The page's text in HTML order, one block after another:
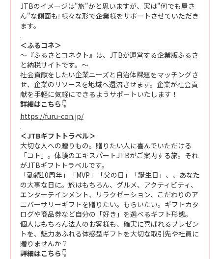
JTBのイメージは"旅"かと思いますが、実は"何でも屋さ
ん"な側面も❕ 様々な形で企業様をサポートさせていただき
ます。
.
＜ふるコネ＞
～『ふるさとコネクト』は、JTBが運営する企業版ふるさ
と納税サイトです。～
社会貢献をしたい企業ニーズと自治体課題をマッチングさ
せ、企業のリソースを地域へ還流させます。企業が社会貢
献を手軽に気軽にできるようサポートいたします！
詳細はこちら👇
https://furu-con.jp/
.
＜JTBギフトトラベル＞
大切な人への贈りもの。贈りたい人に喜んでいただける
「コト」。体験のエキスパートJTBがご案内する旅。それ
がJTBギフトトラベルです。
「勤続10周年」「MVP」「父の日」「誕生日」、、あなた
の大事な日に。旅はもちろん、グルメ、アクティビティ、
エンターテインメント、リラクゼーション、こだわりのア
ニバーサリーギフトを贈りたい。もらいたい。ギフトカタ
ログや商品券など自分の「好き」を選べるギフト形態。
個人はもちろん法人のお客様も、確実に喜ばれるプレゼン
トを、魅力あふれる体感型ギフトを大切な取引先や社員に
贈りませんか？
詳細はこちら👇